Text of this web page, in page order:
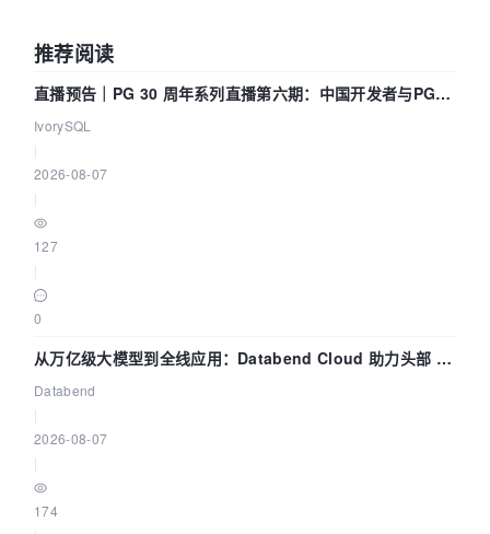
推荐阅读
直播预告｜PG 30 周年系列直播第六期：中国开发者与PG内
核——我们改得动吗？我们贡献了什么？
IvorySQL
2026-08-07
127
0
从万亿级大模型到全线应用：Databend Cloud 助力头部 AI
企业构建全链路 Trace 数据管道
Databend
2026-08-07
174